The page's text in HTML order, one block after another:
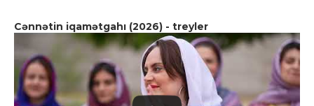
Cənnətin iqamətgahı (2026) - treyler